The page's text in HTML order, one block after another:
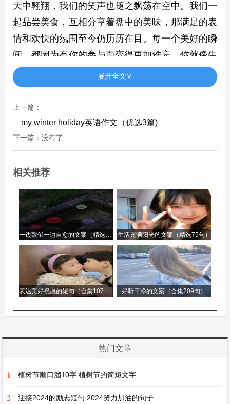
天中翱翔，我们的笑声也随之飘荡在空中。我们一
起品尝美食，互相分享着盘中的美味，那满足的表
情和欢快的氛围至今仍历历在目。每一个美好的瞬
间，都因为有你的参与而变得更加难忘。你就像生
活中的调味剂，给我的生活增添了无尽的乐趣。有
你真好，让我的生活变得丰富多彩。
你也总是在我犯错的时候，及时地提醒我。你的批
评虽然有时候很严厉，但我知道那是为了我好。你
不会任由我在错误的道路上越走越远，而是像一盏
明灯，指引我回到正确的方向。有你这样真诚的朋
长，成为更好的自己。有你真好，是你让我懂得了
如何正确地对待自己的不足。
无论是风雨中的陪伴，学习上的帮助，生活中的欢
乐共享，还是犯错时的及时提醒，你都在我的生命
里扮演着无比重要的角色。我想对你说，有你真
好，希望我们能一直这样相伴前行，走过更多的岁
月。
在生命的长河中，总有那么一些人，如同璀璨的星
辰，照亮我们前行的道路；总有那么一些存在，宛
展开全文∨
上一篇：
my winter holiday英语作文（优选3篇)
下一篇：没有了
相关推荐
一边致郁一边自愈的文案（精选96句） 生活充满阳光的文案（精选75句）
表达美好祝愿的短句（合集107句） 好听干净的文案（合集209句）
热门文章
1 植树节顺口溜10字 植树节的简短文字
2 迎接2024的励志短句 2024努力加油的句子